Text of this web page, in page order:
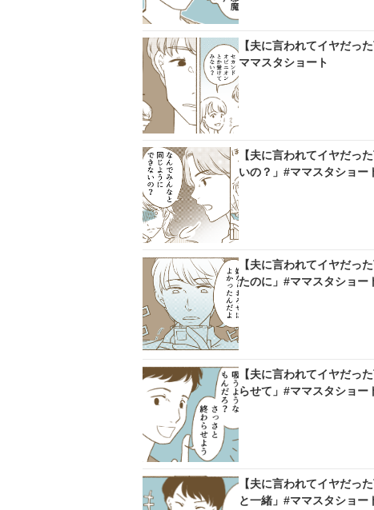
【夫に言われてイヤだっ
ママスタショート
【夫に言われてイヤだっ
いの？」#ママスタショー
【夫に言われてイヤだっ
たのに」#ママスタショー
【夫に言われてイヤだっ
らせて」#ママスタショー
【夫に言われてイヤだっ
と一緒」#ママスタショー